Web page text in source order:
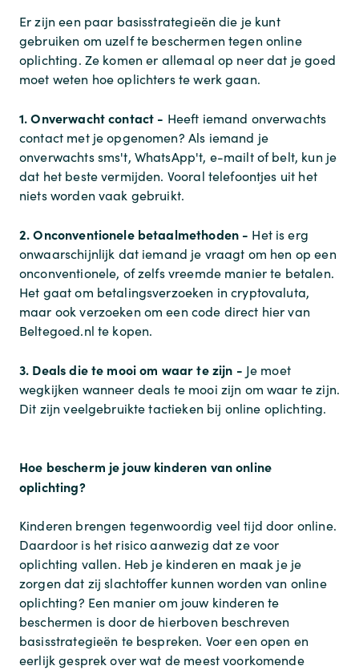
Er zijn een paar basisstrategieën die je kunt
gebruiken om uzelf te beschermen tegen online
oplichting. Ze komen er allemaal op neer dat je goed
moet weten hoe oplichters te werk gaan.
1. Onverwacht contact - Heeft iemand onverwachts
contact met je opgenomen? Als iemand je
onverwachts sms't, WhatsApp't, e-mailt of belt, kun je
dat het beste vermijden. Vooral telefoontjes uit het
niets worden vaak gebruikt.
2. Onconventionele betaalmethoden - Het is erg
onwaarschijnlijk dat iemand je vraagt om hen op een
onconventionele, of zelfs vreemde manier te betalen.
Het gaat om betalingsverzoeken in cryptovaluta,
maar ook verzoeken om een code direct hier van
Beltegoed.nl te kopen.
3. Deals die te mooi om waar te zijn - Je moet
wegkijken wanneer deals te mooi zijn om waar te zijn.
Dit zijn veelgebruikte tactieken bij online oplichting.
Hoe bescherm je jouw kinderen van online
oplichting?
Kinderen brengen tegenwoordig veel tijd door online.
Daardoor is het risico aanwezig dat ze voor
oplichting vallen. Heb je kinderen en maak je je
zorgen dat zij slachtoffer kunnen worden van online
oplichting? Een manier om jouw kinderen te
beschermen is door de hierboven beschreven
basisstrategieën te bespreken. Voer een open en
eerlijk gesprek over wat de meest voorkomende